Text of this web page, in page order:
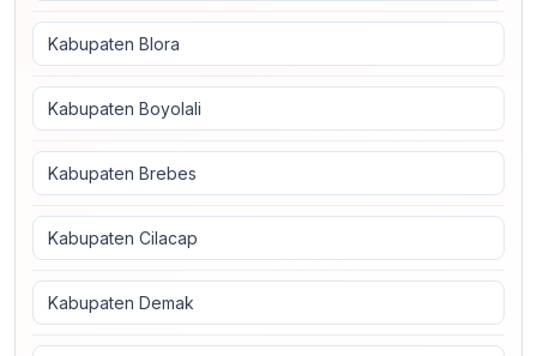
Kabupaten Blora
Kabupaten Boyolali
Kabupaten Brebes
Kabupaten Cilacap
Kabupaten Demak